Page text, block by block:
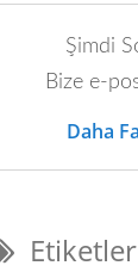
güç ölçerler
Şimdi
Bize e-
Daha
Etiketler